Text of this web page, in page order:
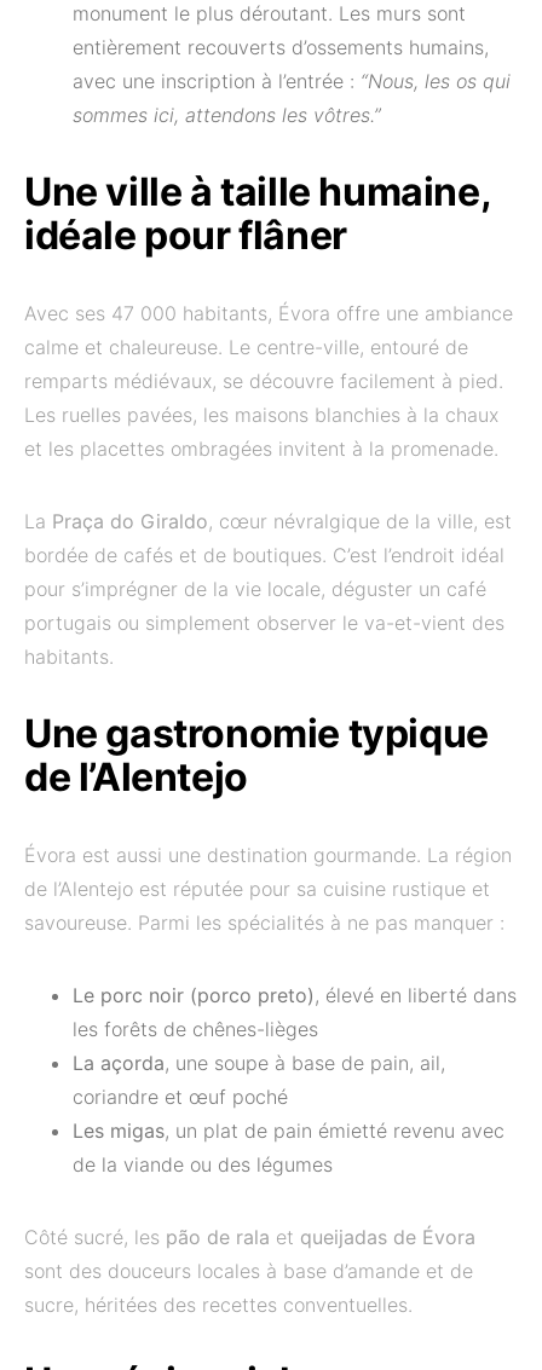
monument le plus déroutant. Les murs sont
entièrement recouverts d’ossements humains,
avec une inscription à l’entrée : “Nous, les os qui
sommes ici, attendons les vôtres.”
Une ville à taille humaine,
idéale pour flâner
Avec ses 47 000 habitants, Évora offre une ambiance
calme et chaleureuse. Le centre-ville, entouré de
remparts médiévaux, se découvre facilement à pied.
Les ruelles pavées, les maisons blanchies à la chaux
et les placettes ombragées invitent à la promenade.
La Praça do Giraldo, cœur névralgique de la ville, est
bordée de cafés et de boutiques. C’est l’endroit idéal
pour s’imprégner de la vie locale, déguster un café
portugais ou simplement observer le va-et-vient des
habitants.
Une gastronomie typique
de l’Alentejo
Évora est aussi une destination gourmande. La région
de l’Alentejo est réputée pour sa cuisine rustique et
savoureuse. Parmi les spécialités à ne pas manquer :
Le porc noir (porco preto), élevé en liberté dans
les forêts de chênes-lièges
La açorda, une soupe à base de pain, ail,
coriandre et œuf poché
Les migas, un plat de pain émietté revenu avec
de la viande ou des légumes
Côté sucré, les pão de rala et queijadas de Évora
sont des douceurs locales à base d’amande et de
sucre, héritées des recettes conventuelles.